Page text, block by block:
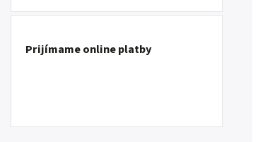
Prijímame online platby